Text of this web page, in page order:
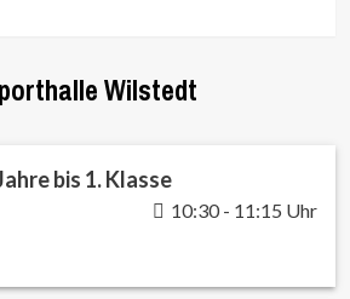
Wilstedt
bis 1. Klasse
10:30 - 11:15 Uhr